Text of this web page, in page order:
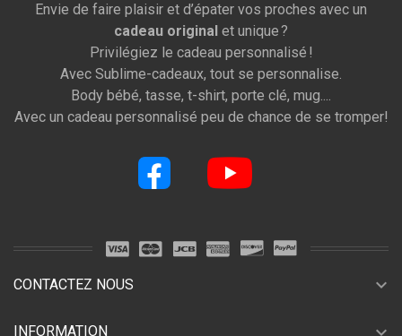
Envie de faire plaisir et d’épater vos proches avec un
cadeau original et unique ?
Privilégiez le cadeau personnalisé !
Avec Sublime-cadeaux, tout se personnalise.
Body bébé, tasse, t-shirt, porte clé, mug....
Avec un cadeau personnalisé peu de chance de se tromper!
CONTACTEZ NOUS expand_more
INFORMATION